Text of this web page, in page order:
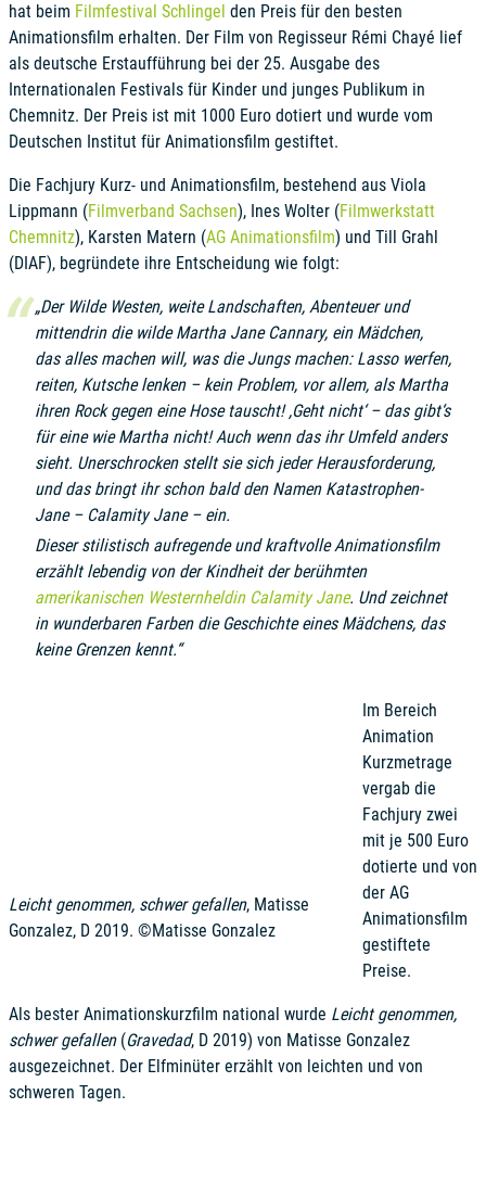
hat beim Filmfestival Schlingel den Preis für den besten
Animationsfilm erhalten. Der Film von Regisseur Rémi Chayé lief
als deutsche Erstaufführung bei der 25. Ausgabe des
Internationalen Festivals für Kinder und junges Publikum in
Chemnitz. Der Preis ist mit 1000 Euro dotiert und wurde vom
Deutschen Institut für Animationsfilm gestiftet.
Die Fachjury Kurz- und Animationsfilm, bestehend aus Viola
Lippmann (Filmverband Sachsen), Ines Wolter (Filmwerkstatt
Chemnitz), Karsten Matern (AG Animationsfilm) und Till Grahl
(DIAF), begründete ihre Entscheidung wie folgt:
„Der Wilde Westen, weite Landschaften, Abenteuer und
mittendrin die wilde Martha Jane Cannary, ein Mädchen,
das alles machen will, was die Jungs machen: Lasso werfen,
reiten, Kutsche lenken – kein Problem, vor allem, als Martha
ihren Rock gegen eine Hose tauscht! ,Geht nicht‘ – das gibt‘s
für eine wie Martha nicht! Auch wenn das ihr Umfeld anders
sieht. Unerschrocken stellt sie sich jeder Herausforderung,
und das bringt ihr schon bald den Namen Katastrophen-
Jane – Calamity Jane – ein.
Dieser stilistisch aufregende und kraftvolle Animationsfilm
erzählt lebendig von der Kindheit der berühmten
amerikanischen Westernheldin Calamity Jane. Und zeichnet
in wunderbaren Farben die Geschichte eines Mädchens, das
keine Grenzen kennt.“
Leicht genommen, schwer gefallen, Matisse
Gonzalez, D 2019. ©Matisse Gonzalez
Im Bereich
Animation
Kurzmetrage
vergab die
Fachjury zwei
mit je 500 Euro
dotierte und von
der AG
Animationsfilm
gestiftete
Preise.
Als bester Animationskurzfilm national wurde Leicht genommen,
schwer gefallen(Gravedad, D 2019) von Matisse Gonzalez
ausgezeichnet. Der Elfminüter erzählt von leichten und von
schweren Tagen.